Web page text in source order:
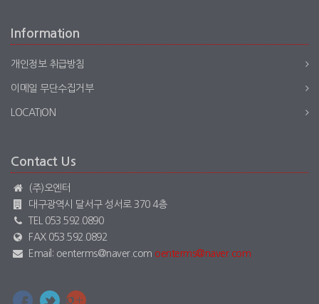
Information
개인정보 취급방침
이메일 무단수집거부
LOCATION
Contact Us
(주)오엔터
대구광역시 달서구 성서로 370 4층
TEL 053.592.0890
FAX 053.592.0892
Email: oenterms@naver.com oenterms@naver.com